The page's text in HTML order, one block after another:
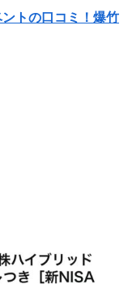
トの口コミ！爆竹